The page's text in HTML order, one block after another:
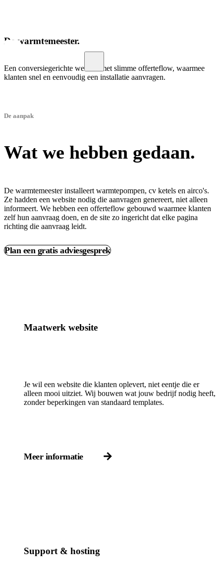
De warmtemeester.
Een conversiegerichte website met slimme offerteflow, waarmee
klanten snel en eenvoudig een installatie aanvragen.
Wat we hebben gedaan.
De aanpak
De warmtemeester installeert warmtepompen, cv ketels en airco's.
Ze hadden een website nodig die aanvragen genereert, niet alleen
informeert. We hebben een offerteflow gebouwd waarmee klanten
zelf hun aanvraag doen, en de site zo ingericht dat elke pagina
richting die aanvraag leidt.
Plan een gratis adviesgesprek
Maatwerk website
Je wil een website die klanten oplevert, niet eentje die er
alleen mooi uitziet. Wij bouwen wat jouw bedrijf nodig heeft,
zonder beperkingen van standaard templates.
Meer informatie
Support & hosting